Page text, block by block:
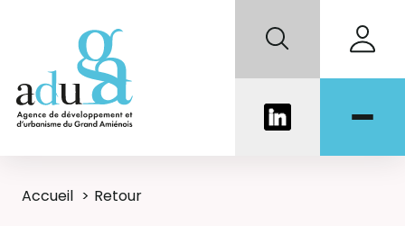
Accueil Retour